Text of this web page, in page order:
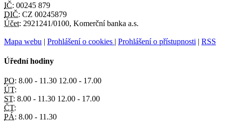
IČ: 00245 879
DIČ: CZ 00245879
Účet: 2921241/0100, Komerční banka a.s.
Mapa webu | Prohlášení o cookies | Prohlášení o přístupnosti | RSS
Úřední hodiny
PO: 8.00 - 11.30 12.00 - 17.00
ÚT:
ST: 8.00 - 11.30 12.00 - 17.00
ČT:
PÁ: 8.00 - 11.30